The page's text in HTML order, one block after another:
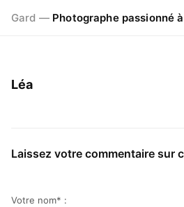
Gard — Photographe passionné à
Léa
Laissez votre commentaire sur
Votre nom* :